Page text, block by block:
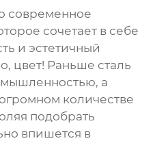
современное
сочетает в себе
и эстетичный
цвет! Раньше сталь
а
количестве
подобрать
впишется в